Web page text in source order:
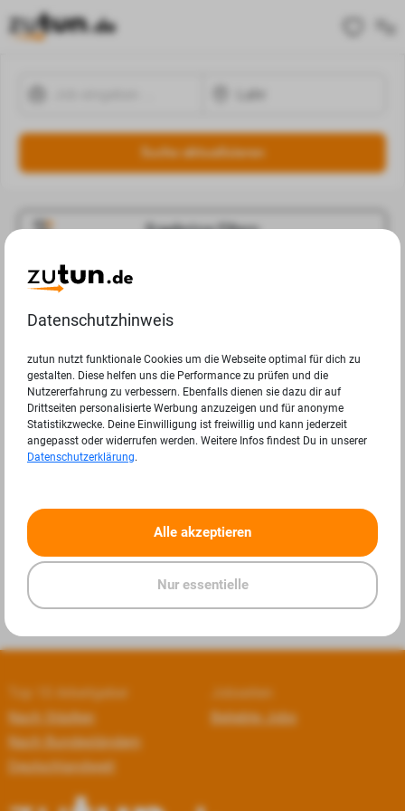
Suche aktualisieren
Ergebnisse Filtern
Jobangebote
Deine Suchanfrage in Lahr ergab leider keine Ergebnisse.
Top 10 Arbeitgeber
Nach Städten
Nach Bundesländern
Deutschlandweit
Jobseiten
Beliebte Jobs
Datenschutzhinweis
zutun nutzt funktionale Cookies um die Webseite optimal für dich zu
gestalten. Diese helfen uns die Performance zu prüfen und die
Nutzererfahrung zu verbessern. Ebenfalls dienen sie dazu dir auf
Drittseiten personalisierte Werbung anzuzeigen und für anonyme
Statistikzwecke. Deine Einwilligung ist freiwillig und kann jederzeit
angepasst oder widerrufen werden. Weitere Infos findest Du in unserer
Datenschutzerklärung.
Alle akzeptieren
Nur essentielle